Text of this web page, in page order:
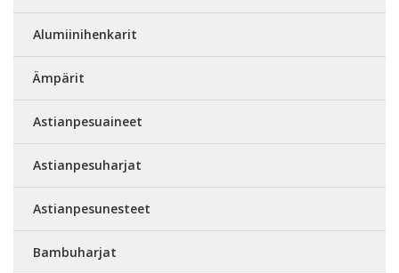
Alumiinihenkarit
Ämpärit
Astianpesuaineet
Astianpesuharjat
Astianpesunesteet
Bambuharjat